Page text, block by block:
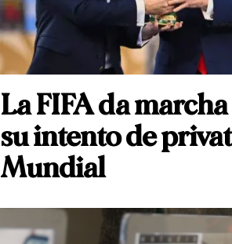
La FIFA da
su intento de
Mundial